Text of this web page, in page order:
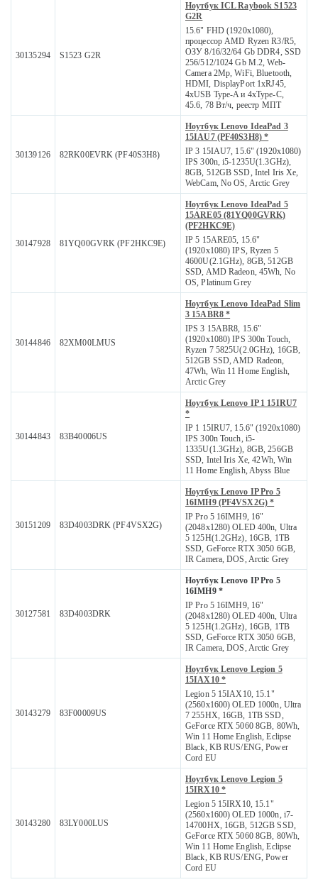
30135294 S1523 G2R
Ноутбук ICL Raybook S1523
G2R
15.6" FHD (1920x1080),
процессор AMD Ryzen R3/R5,
ОЗУ 8/16/32/64 Gb DDR4, SSD
256/512/1024 Gb M.2, Web-
Camera 2Mp, WiFi, Bluetooth,
HDMI, DisplayPort 1xRJ45,
4xUSB Type-A и 4xType-C,
45.6, 78 Вт/ч, реестр МПТ
30139126 82RK00EVRK (PF40S3H8)
Ноутбук Lenovo IdeaPad 3
15IAU7 (PF40S3H8) *
IP 3 15IAU7, 15.6" (1920x1080)
IPS 300n, i5-1235U(1.3GHz),
8GB, 512GB SSD, Intel Iris Xe,
WebCam, No OS, Arctic Grey
30147928 81YQ00GVRK (PF2HKC9E)
Ноутбук Lenovo IdeaPad 5
15ARE05 (81YQ00GVRK)
(PF2HKC9E)
IP 5 15ARE05, 15.6"
(1920x1080) IPS, Ryzen 5
4600U(2.1GHz), 8GB, 512GB
SSD, AMD Radeon, 45Wh, No
OS, Platinum Grey
30144846 82XM00LMUS
Ноутбук Lenovo IdeaPad Slim
3 15ABR8 *
IPS 3 15ABR8, 15.6"
(1920x1080) IPS 300n Touch,
Ryzen 7 5825U(2.0GHz), 16GB,
512GB SSD, AMD Radeon,
47Wh, Win 11 Home English,
Arctic Grey
30144843 83B40006US
Ноутбук Lenovo IP 1 15IRU7
*
IP 1 15IRU7, 15.6" (1920x1080)
IPS 300n Touch, i5-
1335U(1.3GHz), 8GB, 256GB
SSD, Intel Iris Xe, 42Wh, Win
11 Home English, Abyss Blue
30151209 83D4003DRK (PF4VSX2G)
Ноутбук Lenovo IP Pro 5
16IMH9 (PF4VSX2G) *
IP Pro 5 16IMH9, 16"
(2048x1280) OLED 400n, Ultra
5 125H(1.2GHz), 16GB, 1TB
SSD, GeForce RTX 3050 6GB,
IR Camera, DOS, Arctic Grey
30127581 83D4003DRK
Ноутбук Lenovo IP Pro 5
16IMH9 *
IP Pro 5 16IMH9, 16"
(2048x1280) OLED 400n, Ultra
5 125H(1.2GHz), 16GB, 1TB
SSD, GeForce RTX 3050 6GB,
IR Camera, DOS, Arctic Grey
30143279 83F00009US
Ноутбук Lenovo Legion 5
15IAX10 *
Legion 5 15IAX10, 15.1"
(2560x1600) OLED 1000n, Ultra
7 255HX, 16GB, 1TB SSD,
GeForce RTX 5060 8GB, 80Wh,
Win 11 Home English, Eclipse
Black, KB RUS/ENG, Power
Cord EU
30143280 83LY000LUS
Ноутбук Lenovo Legion 5
15IRX10 *
Legion 5 15IRX10, 15.1"
(2560x1600) OLED 1000n, i7-
14700HX, 16GB, 512GB SSD,
GeForce RTX 5060 8GB, 80Wh,
Win 11 Home English, Eclipse
Black, KB RUS/ENG, Power
Cord EU